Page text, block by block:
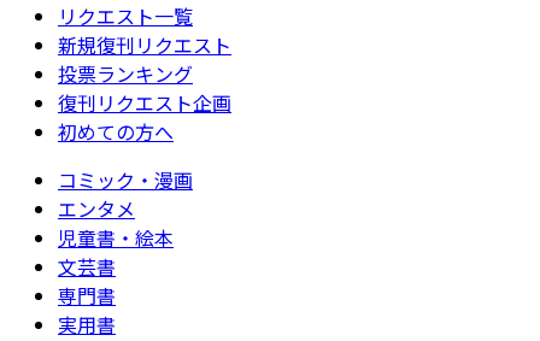
リクエスト一覧
新規復刊リクエスト
投票ランキング
復刊リクエスト企画
初めての方へ
コミック・漫画
エンタメ
児童書・絵本
文芸書
専門書
実用書